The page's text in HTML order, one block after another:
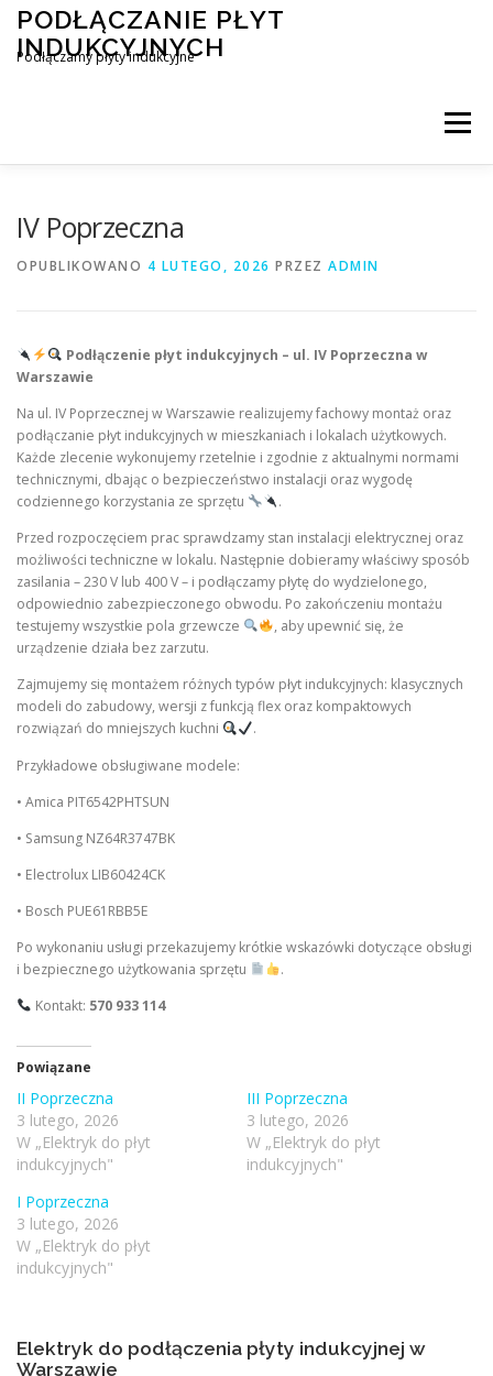
Przejdź
treści
PODŁĄCZANIE PŁYT
INDUKCYJNYCH
Podłączamy płyty indukcyjne
Menu
IV Poprzeczna
OPUBLIKOWANO 4 LUTEGO, 2026 PRZEZ ADMIN
Podłączenie płyt indukcyjnych – ul. IV Poprzeczna w
Warszawie
Na ul. IV Poprzecznej w Warszawie realizujemy fachowy montaż oraz
podłączanie płyt indukcyjnych w mieszkaniach i lokalach użytkowych.
Każde zlecenie wykonujemy rzetelnie i zgodnie z aktualnymi normami
technicznymi, dbając o bezpieczeństwo instalacji oraz wygodę
codziennego korzystania ze sprzętu
.
Przed rozpoczęciem prac sprawdzamy stan instalacji elektrycznej oraz
możliwości techniczne w lokalu. Następnie dobieramy właściwy sposób
zasilania – 230 V lub 400 V – i podłączamy płytę do wydzielonego,
odpowiednio zabezpieczonego obwodu. Po zakończeniu montażu
testujemy wszystkie pola grzewcze
, aby upewnić się, że
urządzenie działa bez zarzutu.
Zajmujemy się montażem różnych typów płyt indukcyjnych: klasycznych
modeli do zabudowy, wersji z funkcją flex oraz kompaktowych
rozwiązań do mniejszych kuchni
.
Przykładowe obsługiwane modele:
• Amica PIT6542PHTSUN
• Samsung NZ64R3747BK
• Electrolux LIB60424CK
• Bosch PUE61RBB5E
Po wykonaniu usługi przekazujemy krótkie wskazówki dotyczące obsługi
i bezpiecznego użytkowania sprzętu
.
Kontakt: 570 933 114
Powiązane
II Poprzeczna
3 lutego, 2026
W „Elektryk do płyt
indukcyjnych"
III Poprzeczna
3 lutego, 2026
W „Elektryk do płyt
indukcyjnych"
I Poprzeczna
3 lutego, 2026
W „Elektryk do płyt
indukcyjnych"
Elektryk do podłączenia płyty indukcyjnej w
Warszawie